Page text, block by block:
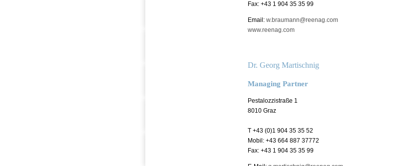
Fax: +43 1 904 35 35 99
Email: w.braumann@reenag.com
www.reenag.com
Dr. Georg Martischnig
Managing Partner
Pestalozzistraße 1
8010 Graz
T +43 (0)1 904 35 35 52
Mobil: +43 664 887 37772
Fax: +43 1 904 35 35 99